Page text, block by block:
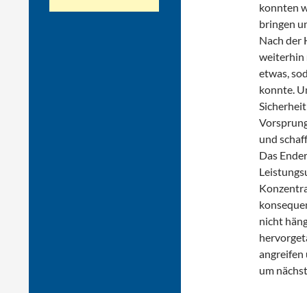
konnten
bringen
Nach der
weiterhin
etwas,
konnte.
und
Das
nicht
angreifen
um